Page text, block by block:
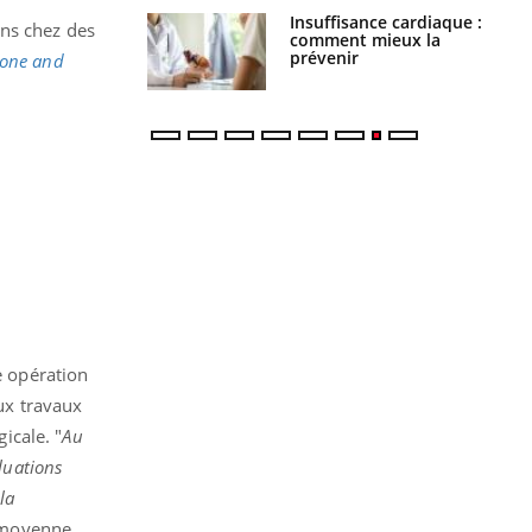
chez des
and
opération
travaux
"Au
est ce
autorisé aux
?
Insuffisance cardiaque :
comment mieux la
prévenir